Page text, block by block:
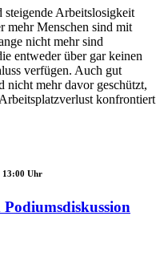
Arbeitslosigkeit
mehr Menschen sind mit
nicht mehr sind
entweder über gar keinen
verfügen. Auch gut
nicht mehr davor geschützt,
konfrontiert
13:00 Uhr